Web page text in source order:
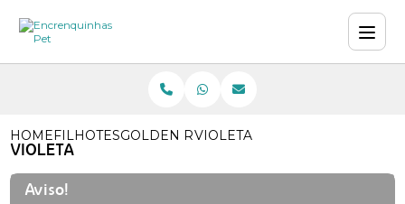
HOMEFILHOTESGOLDEN RETRIEVER
VIOLETA
VIOLETA
Aviso!